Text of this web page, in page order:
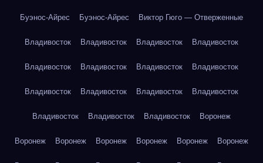
Буэнос-Айрес Буэнос-Айрес Виктор Гюго — Отверженные
Владивосток Владивосток Владивосток Владивосток
Владивосток Владивосток Владивосток Владивосток
Владивосток Владивосток Владивосток Владивосток
Владивосток Владивосток Владивосток Воронеж
Воронеж Воронеж Воронеж Воронеж Воронеж Воронеж